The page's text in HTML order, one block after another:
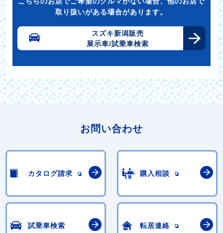
取り扱いがある場合があります。
スズキ新潟販売
展示車/試乗車検索
お問い合わせ
カタログ請求 購入相談
試乗車検索 転居連絡